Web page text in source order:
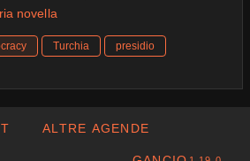
novella
Turchia
presidio
ALTRE AGENDE